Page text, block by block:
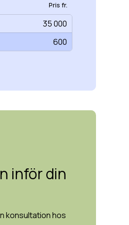
Pris fr.
35 000
600
inför din
konsultation hos